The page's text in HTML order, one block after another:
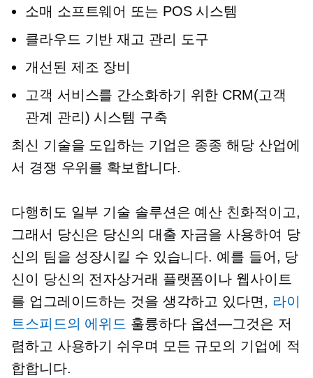
소매 소프트웨어 또는 POS 시스템
클라우드 기반 재고 관리 도구
개선된 제조 장비
고객 서비스를 간소화하기 위한 CRM(고객
관계 관리) 시스템 구축
최신 기술을 도입하는 기업은 종종 해당 산업에
서 경쟁 우위를 확보합니다.
다행히도 일부 기술 솔루션은 예산 친화적이고,
그래서 당신은 당신의 대출 자금을 사용하여 당
신의 팀을 성장시킬 수 있습니다. 예를 들어, 당
신이 당신의 전자상거래 플랫폼이나 웹사이트
를 업그레이드하는 것을 생각하고 있다면, 라이
트스피드의 에위드 훌륭하다 옵션—그것은 저
렴하고 사용하기 쉬우며 모든 규모의 기업에 적
합합니다.